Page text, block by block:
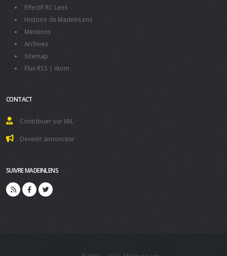
Effectif RC Lens
Histoire de MadeInLens
Mentions
Archives
Sitemap
Flux RSS | Atom
CONTACT
Contribuer sur MiL
Devenir annonceur
SUIVRE MADEINLENS